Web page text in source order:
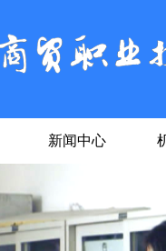
新闻中心